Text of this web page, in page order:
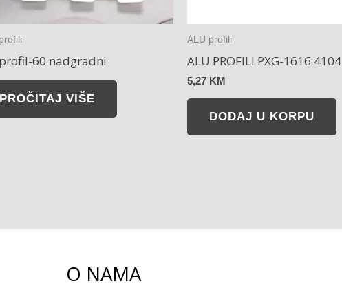
60 nadgradni
PROČITAJ VIŠE
ALU profili
ALU PROFILI PXG-1616 4104
5,27 KM
DODAJ U KORPU
O NAMA